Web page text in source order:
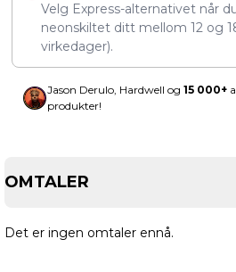
Velg Express-alternativet når
neonskiltet ditt mellom 12 og
virkedager).
Jason Derulo, Hardwell og 15 000+
produkter!
OMTALER
Det er ingen omtaler ennå.